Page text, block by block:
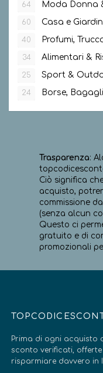
64 Moda Donna
60 Casa e
40 Profumi,
34 Alimentari &
25 Sport &
24 Borse,
Trasparenza:
Ciò significa
acquisto,
commissione
(senza alcun
Questo ci
gratuito e di
promozionali
Prima di ogni acquisto
sconto verificati,
risparmiare davvero in